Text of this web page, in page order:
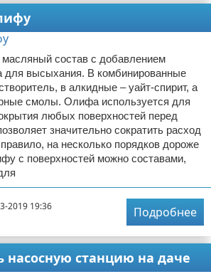
состав с добавлением
для высыхания. В комбинированные
в алкидные – уайт-спирит, а
смолы. Олифа используется для
любых поверхностей перед
значительно сократить расход
правило, на несколько порядков дороже
с поверхностей можно составами,
2019 19:36
Подробнее
насосную станцию на даче